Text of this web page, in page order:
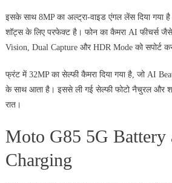
इसके साथ 8MP का अल्ट्रा-वाइड एंगल लेंस दिया गया
शॉट्स के लिए परफेक्ट है। फोन का कैमरा AI फीचर्स
Vision, Dual Capture और HDR Mode को सपोर्ट
फ्रंट में 32MP का सेल्फी कैमरा दिया गया है, जो AI
के साथ आता है। इससे ली गई सेल्फी फोटो नैचुरल और
रात।
Moto G85 5G Battery
Charging